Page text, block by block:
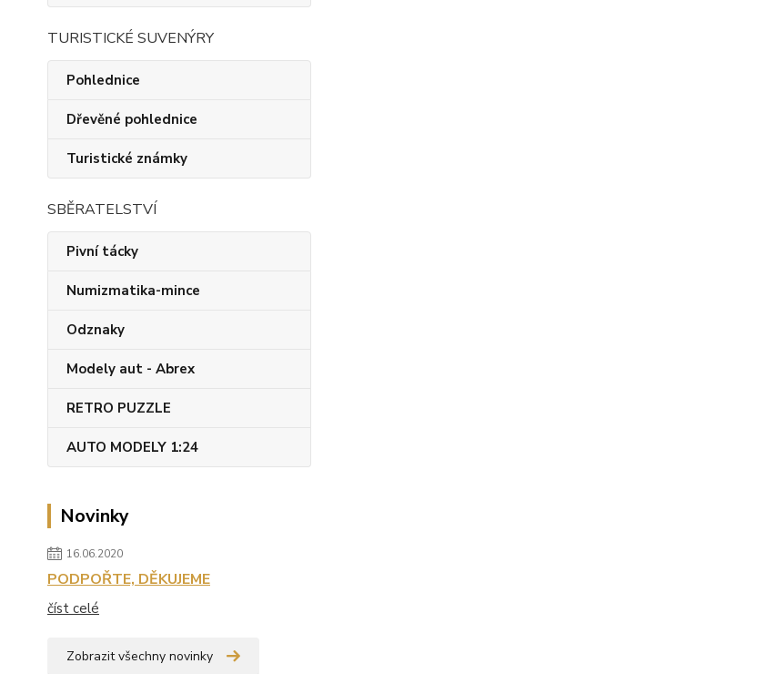
TURISTICKÉ SUVENÝRY
Pohlednice
Dřevěné pohlednice
Turistické známky
SBĚRATELSTVÍ
Pivní tácky
Numizmatika-mince
Odznaky
Modely aut - Abrex
RETRO PUZZLE
AUTO MODELY 1:24
Novinky
16.06.2020
PODPOŘTE, DĚKUJEME
číst celé
Zobrazit všechny novinky